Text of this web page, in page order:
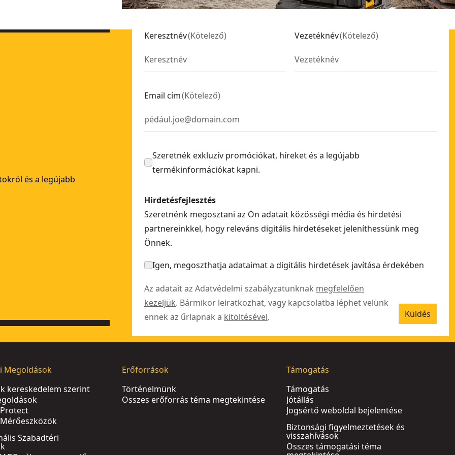
és a legújabb
Keresztnév(Kötelező) Vezetéknév(Kötelező)
Email cím(Kötelező)
Szeretnék exkluzív promóciókat, híreket és a legújabb
termékinformációkat kapni.
Hirdetésfejlesztés
Szeretnénk megosztani az Ön adatait közösségi média és hirdetési
partnereinkkel, hogy releváns digitális hirdetéseket jeleníthessünk meg
Önnek.
Igen, megoszthatja adataimat a digitális hirdetések javítása érdekében
Az adatait az Adatvédelmi szabályzatunknak megfelelően
kezeljük. Bármikor leiratkozhat, vagy kapcsolatba léphet velünk
ennek az űrlapnak a kitöltésével. Küldés
Megoldások
kereskedelem szerint
Szabadtéri
Erőforrások
Történelmünk
Összes erőforrás téma megtekintése
Támogatás
Támogatás
Jótállás
Jogsértő weboldal bejelentése
Biztonsági figyelmeztetések és
visszahívások
Összes támogatási téma